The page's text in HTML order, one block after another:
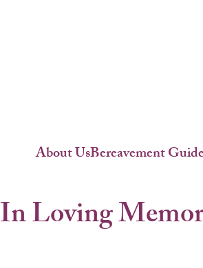
About UsBereavement
In Loving